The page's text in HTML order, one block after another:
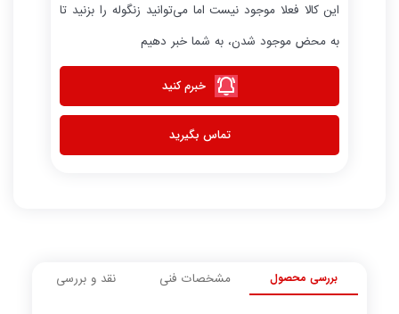
این کالا فعلا موجود نیست اما می‌توانید زنگوله را بزنید تا
به محض موجود شدن، به شما خبر دهیم
خبرم کنید
تماس بگیرید
بررسی محصول مشخصات فنی نقد و بررسی